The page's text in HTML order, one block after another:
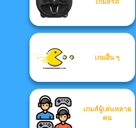
เกมอื่น ๆ
เกมส์ผู้เล่นหลาย
คน